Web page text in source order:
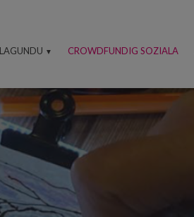
LAGUNDU CROWDFUNDIG SOZIALA